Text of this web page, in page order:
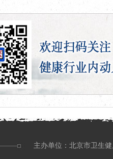
主办单位：北京市卫生